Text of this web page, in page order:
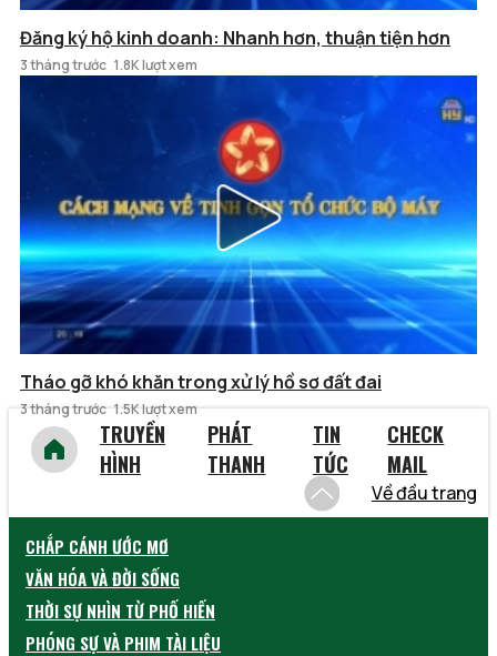
Đăng ký hộ kinh doanh: Nhanh hơn, thuận tiện hơn
3 tháng trước 1.8K lượt xem
Tháo gỡ khó khăn trong xử lý hồ sơ đất đai
3 tháng trước 1.5K lượt xem
TRUYỀN
HÌNH
PHÁT
THANH
TIN
TỨC
CHECK
MAIL
Về đầu trang
CHẮP CÁNH ƯỚC MƠ
VĂN HÓA VÀ ĐỜI SỐNG
THỜI SỰ NHÌN TỪ PHỐ HIẾN
PHÓNG SỰ VÀ PHIM TÀI LIỆU